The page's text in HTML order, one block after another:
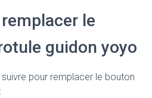
le
guidon yoyo
pour remplacer le bouton